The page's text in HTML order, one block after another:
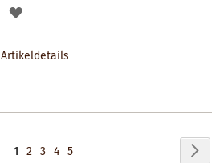
AUF
Artikeldetails
Seite
Sie
1 Seite
2 Seite
3 Seite
4 Seite
5